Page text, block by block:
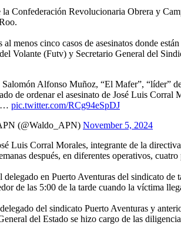
la Confederación Revolucionaria Obrera y
al menos cinco casos de asesinatos donde
Volante (Futv) y Secretario General del
Salomón Alfonso Muñoz, “El Mafer”, “líder”
de ordenar el asesinato de José Luis
pic.twitter.com/RCg94eSpDJ
(@Waldo_APN) November 5, 2024
Luis Corral Morales, integrante de la
después, en diferentes operativos,
en Puerto Aventuras del sindicato
de las 5:00 de la tarde cuando la víctima
del sindicato Puerto Aventuras y
del Estado se hizo cargo de las